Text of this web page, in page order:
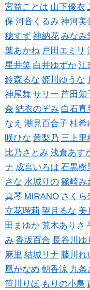
宮益ことは 山下優衣
保 河音くるみ 神河美
穂すず 神納花 みなみ
葉あかね 戸田エミリ
星井笑 白井ゆずか 江
鈴森るな 姫川ゆうな
神尾舞 サリー 芦田知
奈 結衣のぞみ 白石真
なえ 潮見百合子 桂希
咲ひな 茜梨乃 三上里
比乃さとみ 浅倉あす
ナ 成宮いろは 石黒樹
さな 水城りの 篠崎み
真琴 MIRANO さくら
立花瑠莉 望月るな 美
田まゆか 荒木ありさ
み 香坂百合 長谷川ゆ
麻里 結城リナ 藤川れ
凰かなめ 朝香涼 九条
笹川りほ もりの小鳥